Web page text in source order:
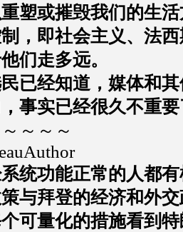
塑或摧毁我们的生
，即社会主义、法
们走多远。
已经知道，媒体和
事实已经很久不重
～～～
统功能正常的人都
与拜登的经济和外
可量化的措施看到